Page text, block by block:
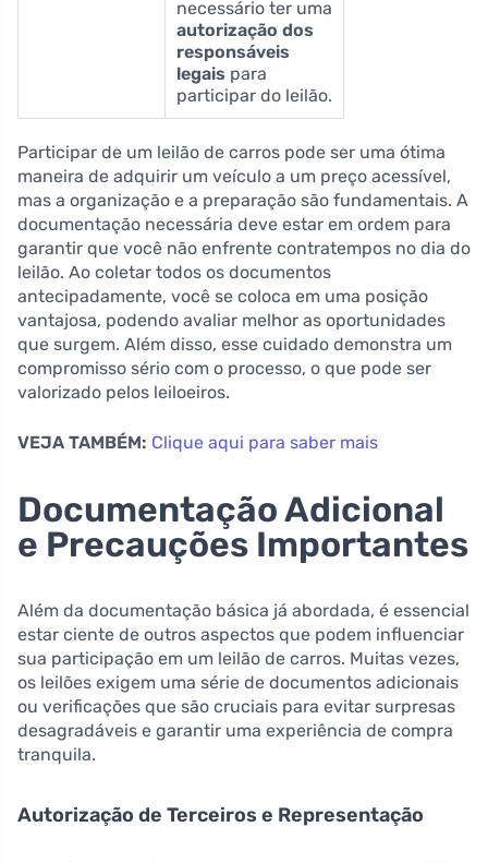
necessário ter uma
autorização dos
responsáveis
legais para
participar do leilão.
Participar de um leilão de carros pode ser uma ótima
maneira de adquirir um veículo a um preço acessível,
mas a organização e a preparação são fundamentais. A
documentação necessária deve estar em ordem para
garantir que você não enfrente contratempos no dia do
leilão. Ao coletar todos os documentos
antecipadamente, você se coloca em uma posição
vantajosa, podendo avaliar melhor as oportunidades
que surgem. Além disso, esse cuidado demonstra um
compromisso sério com o processo, o que pode ser
valorizado pelos leiloeiros.
VEJA TAMBÉM: Clique aqui para saber mais
Documentação Adicional
e Precauções Importantes
Além da documentação básica já abordada, é essencial
estar ciente de outros aspectos que podem influenciar
sua participação em um leilão de carros. Muitas vezes,
os leilões exigem uma série de documentos adicionais
ou verificações que são cruciais para evitar surpresas
desagradáveis e garantir uma experiência de compra
tranquila.
Autorização de Terceiros e Representação